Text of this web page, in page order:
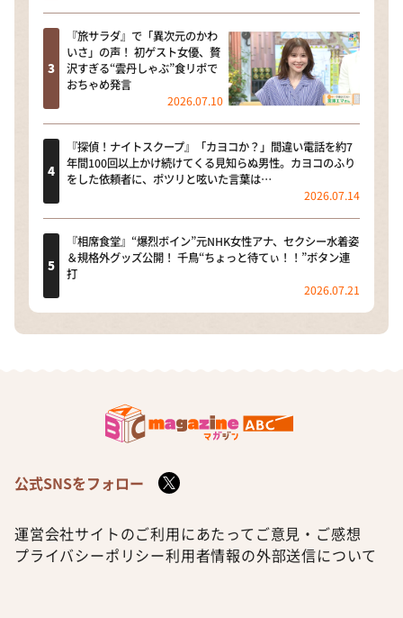
『旅サラダ』で「異次元のかわ
いさ」の声！ 初ゲスト女優、贅
沢すぎる“雲丹しゃぶ”食リポで
おちゃめ発言
2026.07.10
『探偵！ナイトスクープ』「カヨコか？」間違い電話を約7
年間100回以上かけ続けてくる見知らぬ男性。カヨコのふり
をした依頼者に、ポツリと呟いた言葉は…
2026.07.14
『相席食堂』“爆烈ボイン”元NHK女性アナ、セクシー水着姿
＆規格外グッズ公開！ 千鳥“ちょっと待てぃ！！”ボタン連
打
2026.07.21
公式SNSをフォロー
運営会社サイトのご利用にあたって ご意見・ご感想
プライバシーポリシー利用者情報の外部送信について